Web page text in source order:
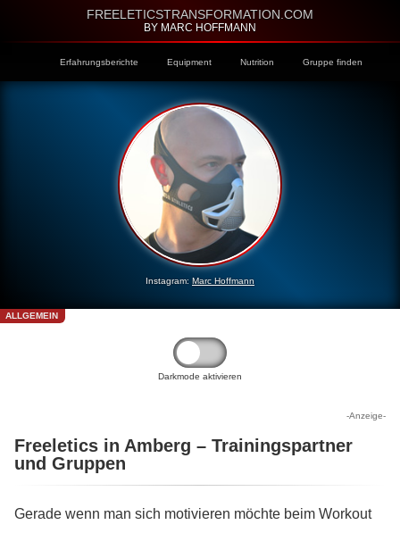
FREELETICSTRANSFORMATION.COM
BY MARC HOFFMANN
Erfahrungsberichte Equipment Nutrition Gruppe finden
Instagram: Marc Hoffmann
ALLGEMEIN
Darkmode aktivieren
-Anzeige-
Freeletics in Amberg – Trainingspartner
und Gruppen
Gerade wenn man sich motivieren möchte beim Workout